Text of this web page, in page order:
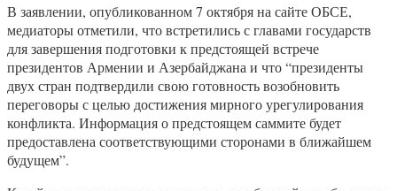
В заявлении, опубликованном 7 октября на сайте ОБСЕ,
медиаторы отметили, что встретились с главами государств
для завершения подготовки к предстоящей встрече
президентов Армении и Азербайджана и что “президенты
двух стран подтвердили свою готовность возобновить
переговоры с целью достижения мирного урегулирования
конфликта. Информация о предстоящем саммите будет
предоставлена соответствующими сторонами в ближайшем
будущем”.